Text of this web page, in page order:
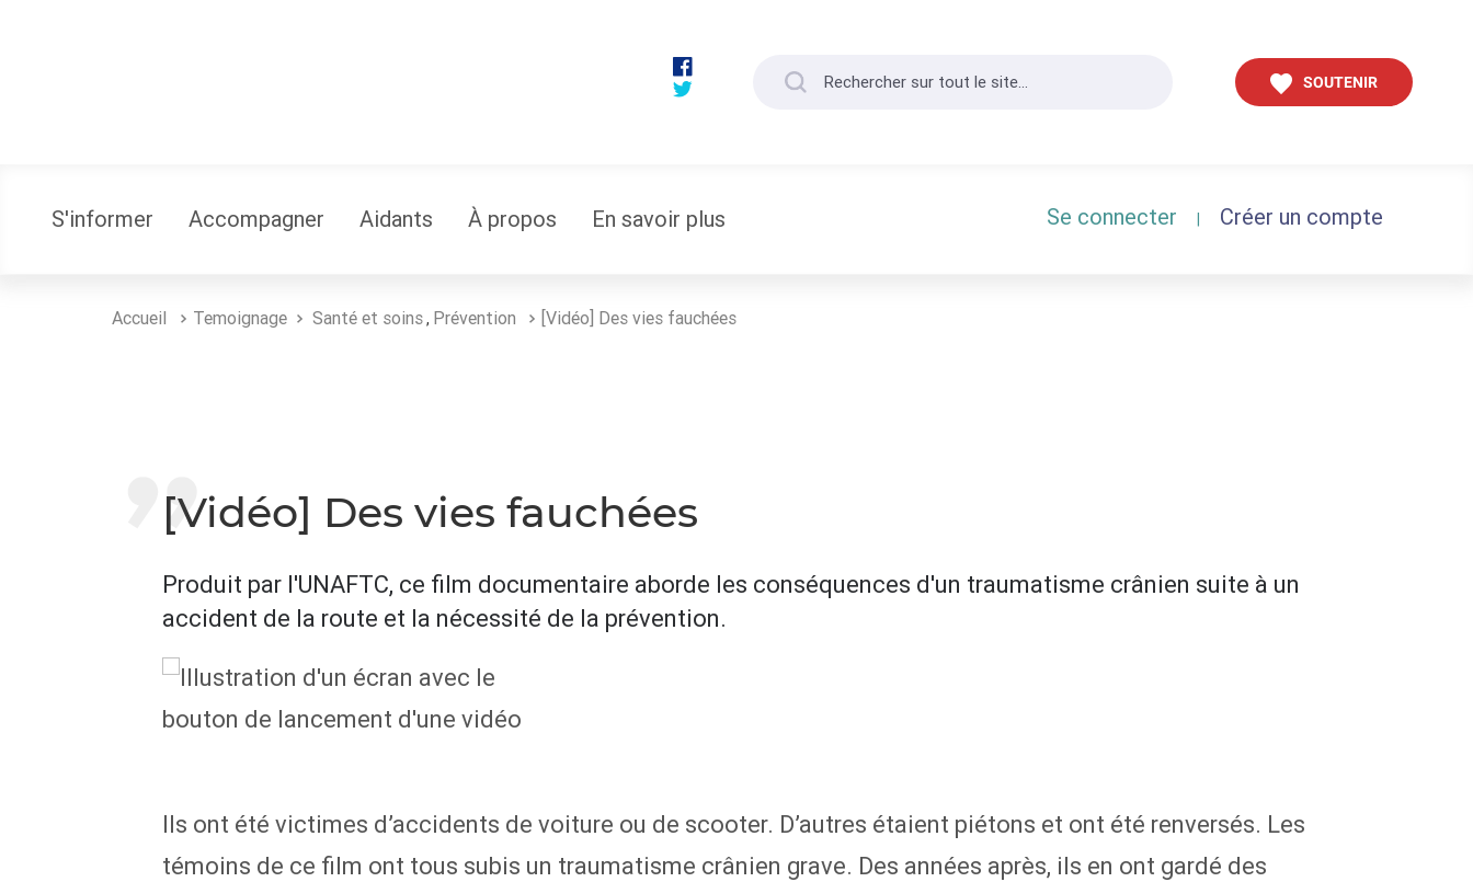
SOUTENIR
S'informer Accompagner Aidants À propos En savoir plus Se connecter | Créer un compte
Accueil Temoignage Santé et soins, Prévention [Vidéo] Des vies fauchées
[Vidéo] Des vies fauchées
Produit par l'UNAFTC, ce film documentaire aborde les conséquences d'un traumatisme crânien suite à un
accident de la route et la nécessité de la prévention.
Ils ont été victimes d’accidents de voiture ou de scooter. D’autres étaient piétons et ont été renversés. Les
témoins de ce film ont tous subis un traumatisme crânien grave. Des années après, ils en ont gardé des